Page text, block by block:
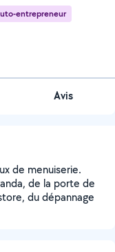
entrepreneur
Avis
de menuiserie.
de la porte de
du dépannage